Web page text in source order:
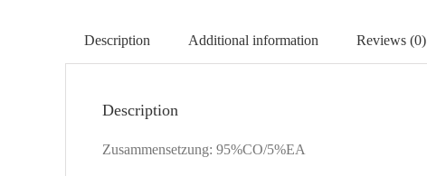
Description Additional information Reviews (0)
Description
Zusammensetzung: 95%CO/5%EA